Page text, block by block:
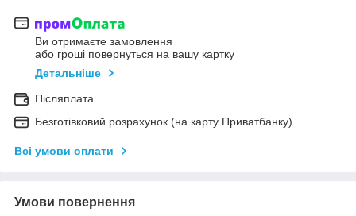
Ви отримаєте замовлення
або гроші повернуться на вашу картку
Детальніше
Післяплата
Безготівковий розрахунок (на карту Приватбанку)
Всі умови оплати
Умови повернення